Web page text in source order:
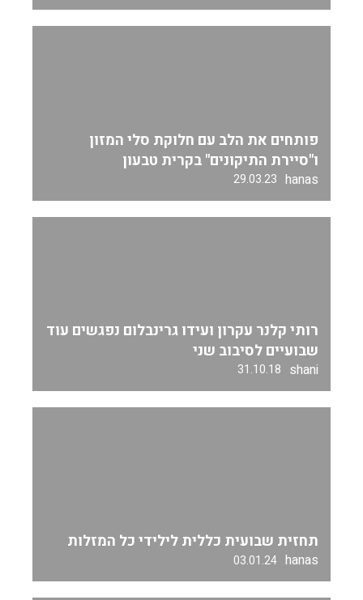
פותחים את הלב עם חלוקת סלי המזון
ו"סיירת התיקונים" בקרית טבעון
hanas
29.03.23
רותי קלנר עקרון ועידו גרינבלום נפגשים עוד
שבועיים לסיבוב שני
shani
31.10.18
תחזית שבועית כללית לילידי כל המזלות
hanas
03.01.24